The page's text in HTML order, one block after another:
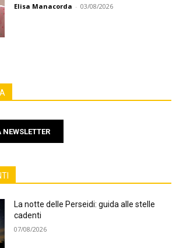
Elisa Manacorda - 03/08/2026
La notte delle Perseidi: guida alle stelle
cadenti
07/08/2026